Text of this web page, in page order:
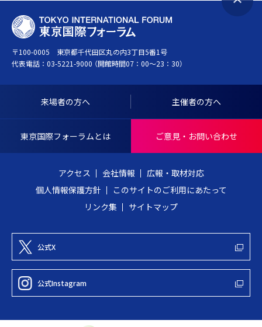
ペ
プ
戻
る
T
O
K
Y
O
N
N
O
〒100-0005 東京都千代田区丸の内3丁目5番1号
代表電話： 03-5221-9000 （開館時間07：00～23：30）
来場者の方へ 主催者の方へ
東京国際フォーラムとは ご意見・お問い合わせ
アクセス 会社情報
広報・取材対応
個人情報保護方針
このサイトのご利用にあたって
リンク集
サイトマップ
公式X
公式Instagram